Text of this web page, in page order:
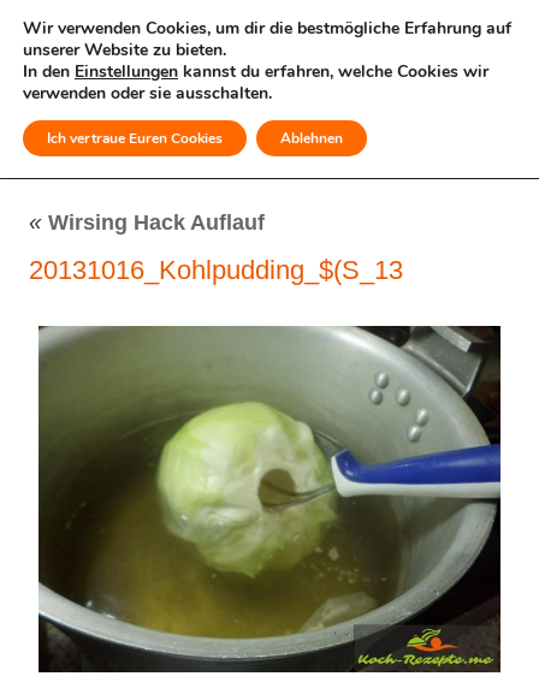
MENÜ
« Wirsing Hack Auflauf
20131016_Kohlpudding_$(S_13
Wir verwenden Cookies, um dir die bestmögliche Erfahrung auf
unserer Website zu bieten.
In den Einstellungen kannst du erfahren, welche Cookies wir
verwenden oder sie ausschalten.
Ich vertraue Euren Cookies Ablehnen